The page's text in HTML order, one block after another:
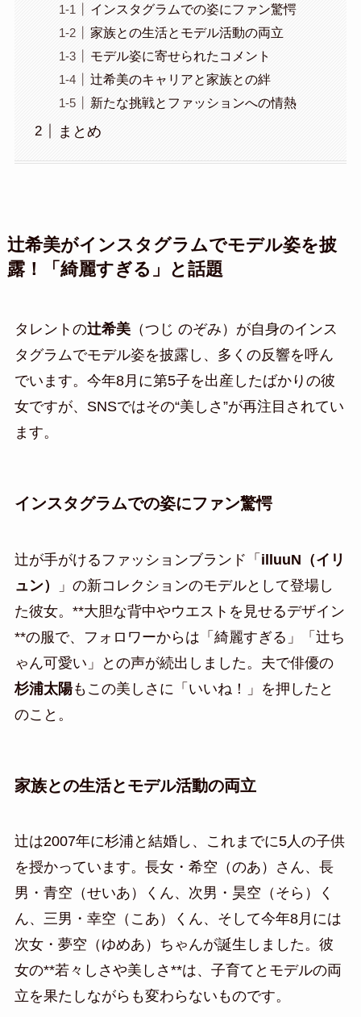
インスタグラムでの姿にファン驚愕
家族との生活とモデル活動の両立
モデル姿に寄せられたコメント
辻希美のキャリアと家族との絆
新たな挑戦とファッションへの情熱
まとめ
辻希美がインスタグラムでモデル姿を披
露！「綺麗すぎる」と話題
タレントの辻希美（つじ のぞみ）が自身のインス
タグラムでモデル姿を披露し、多くの反響を呼ん
でいます。今年8月に第5子を出産したばかりの彼
女ですが、SNSではその“美しさ”が再注目されてい
ます。
インスタグラムでの姿にファン驚愕
辻が手がけるファッションブランド「 illuuN（イリ
ュン）
」の新コレクションのモデルとして登場し
た彼女。**大胆な背中やウエストを見せるデザイン
**の服で、フォロワーからは「綺麗すぎる」「辻ち
ゃん可愛い」との声が続出しました。夫で俳優の
杉浦太陽もこの美しさに「いいね！」を押したと
のこと。
家族との生活とモデル活動の両立
辻は2007年に杉浦と結婚し、これまでに5人の子供
を授かっています。長女・希空（のあ）さん、長
男・青空（せいあ）くん、次男・昊空（そら）く
ん、三男・幸空（こあ）くん、そして今年8月には
次女・夢空（ゆめあ）ちゃんが誕生しました。彼
女の**若々しさや美しさ**は、子育てとモデルの両
立を果たしながらも変わらないものです。